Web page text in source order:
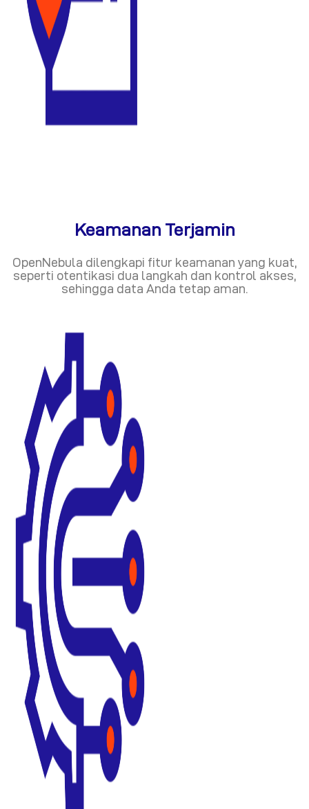
Keamanan Terjamin
OpenNebula dilengkapi fitur keamanan yang kuat,
seperti otentikasi dua langkah dan kontrol akses,
sehingga data Anda tetap aman.